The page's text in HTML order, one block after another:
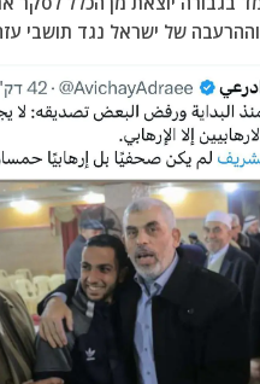
של ישראל נגד תושבי